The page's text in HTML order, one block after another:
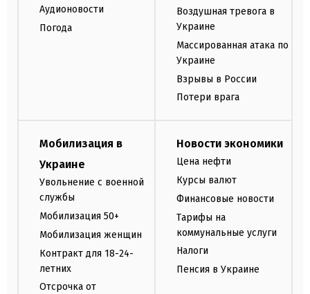
Аудионовости
Погода
Воздушная тревога в
Украине
Массированная атака по
Украине
Взрывы в России
Потери врага
Мобилизация в
Украине
Увольнение с военной
службы
Мобилизация 50+
Мобилизация женщин
Контракт для 18-24-
летних
Отсрочка от
Новости экономики
Цена нефти
Курсы валют
Финансовые новости
Тарифы на
коммунальные услуги
Налоги
Пенсия в Украине